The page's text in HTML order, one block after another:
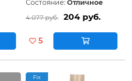
Состояние: Отличное
4 077 руб. 204 руб.
5
Fix